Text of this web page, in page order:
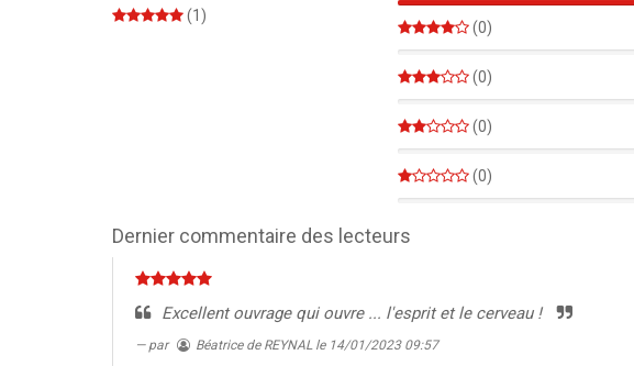
(1)
(0)
(0)
(0)
(0)
Dernier commentaire des lecteurs
Excellent ouvrage qui ouvre ... l'esprit et le cerveau !
par Béatrice de REYNAL le 14/01/2023 09:57